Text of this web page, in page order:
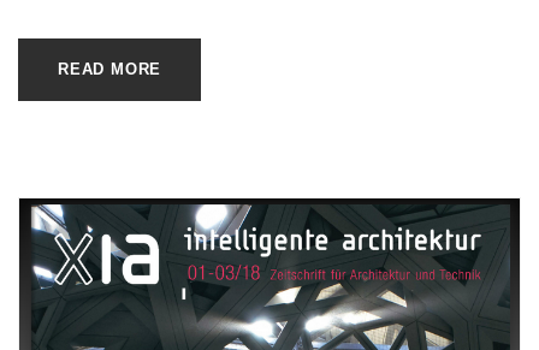
READ MORE